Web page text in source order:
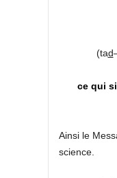
(tad
Ainsi le
science.